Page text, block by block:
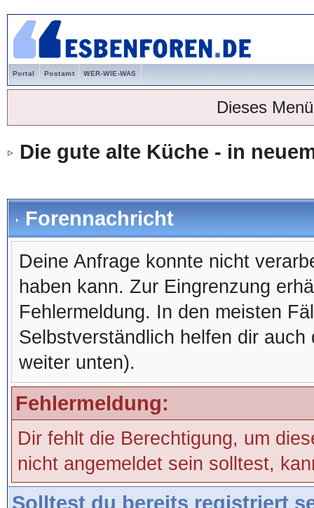
Portal Postamt WER-WIE-WAS
Dieses
Die gute alte Küche - in
Forennachricht
Deine Anfrage konnte nicht
haben kann. Zur Eingrenzung
Fehlermeldung. In den meisten
Selbstverständlich helfen dir
weiter unten).
Fehlermeldung:
Dir fehlt die Berechtigung, um
nicht angemeldet sein solltest,
Solltest du bereits registriert